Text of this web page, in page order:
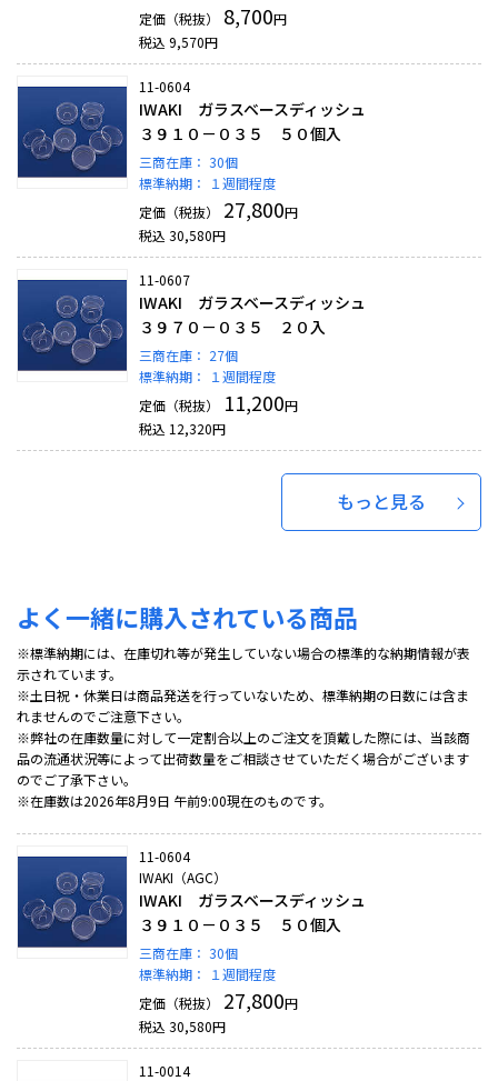
定価（税抜）
8,700円
税込 9,570円
11-0604
IWAKI ガラスベースディッシュ
３９１０－０３５ ５０個入
三商在庫： 30個
標準納期：
１週間程度
定価（税抜）
27,800円
税込 30,580円
11-0607
IWAKI ガラスベースディッシュ
３９７０－０３５ ２０入
三商在庫： 27個
標準納期：
１週間程度
定価（税抜）
11,200円
税込 12,320円
もっと見る
よく一緒に購入されている商品
※標準納期には、在庫切れ等が発生していない場合の標準的な納期情報が表
示されています。
※土日祝・休業日は商品発送を行っていないため、標準納期の日数には含ま
れませんのでご注意下さい。
※弊社の在庫数量に対して一定割合以上のご注文を頂戴した際には、当該商
品の流通状況等によって出荷数量をご相談させていただく場合がございます
のでご了承下さい。
※在庫数は2026年8月9日 午前9:00現在のものです。
11-0604
IWAKI（AGC）
IWAKI ガラスベースディッシュ
３９１０－０３５ ５０個入
三商在庫： 30個
標準納期：
１週間程度
定価（税抜）
27,800円
税込 30,580円
11-0014